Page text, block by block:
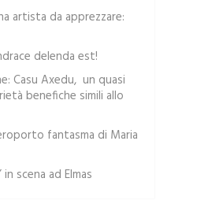
artista da apprezzare:
delenda est!
Casu Axedu, un quasi
benefiche simili allo
fantasma di Maria
in scena ad Elmas